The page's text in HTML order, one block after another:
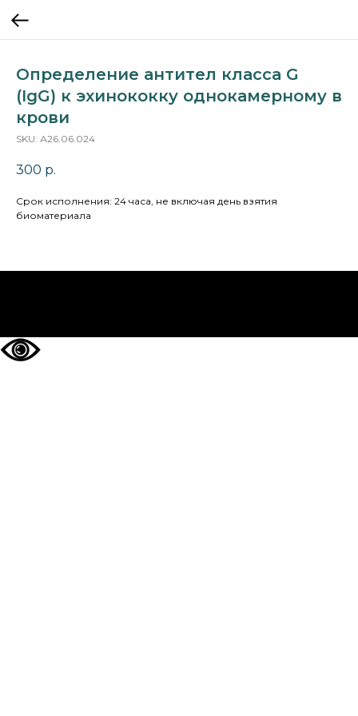
Определение антител класса G
(IgG) к эхинококку однокамерному в
крови
SKU: А26.06.024
300 р.
Срок исполнения: 24 часа, не включая день взятия
биоматериала